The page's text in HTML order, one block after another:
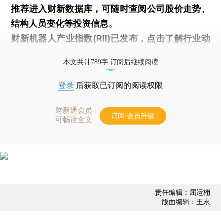
推荐进入财新数据库 ，可随时查阅公司股价走势、
结构人员变化等投资信息。
财新机器人产业指数(RII)已发布， 点击了解行业动
本文共计789字 订阅后继续阅读
登录 后获取已订阅的阅读权限
财新通会员
可畅读全文
订阅/会员升级
责任编辑：屈运栩
版面编辑：王永